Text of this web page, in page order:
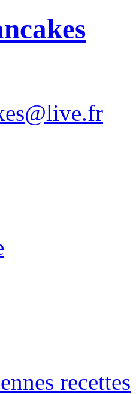
recettes